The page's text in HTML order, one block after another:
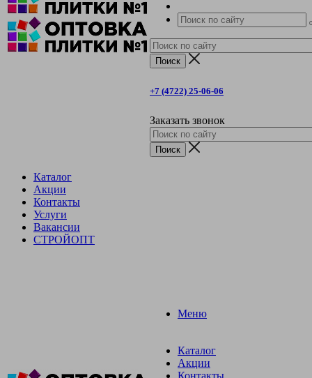
+7 (4722) 25-06-06
Заказать звонок
Каталог
Акции
Контакты
Услуги
Вакансии
СТРОЙОПТ
Меню
Каталог
Акции
Контакты